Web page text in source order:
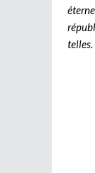
telles.